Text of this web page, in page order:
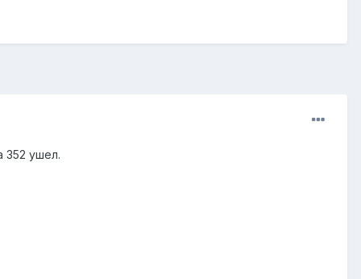
352 ушел.